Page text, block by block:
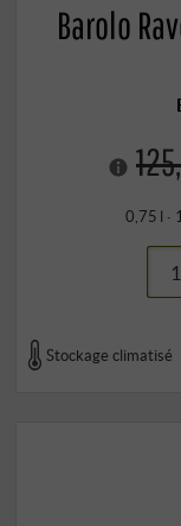
Barolo
0,75 l ·
Stockage climatisé